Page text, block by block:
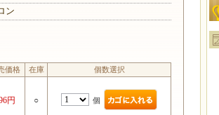
ン
価格 在庫 個数選択
円 ○ 個